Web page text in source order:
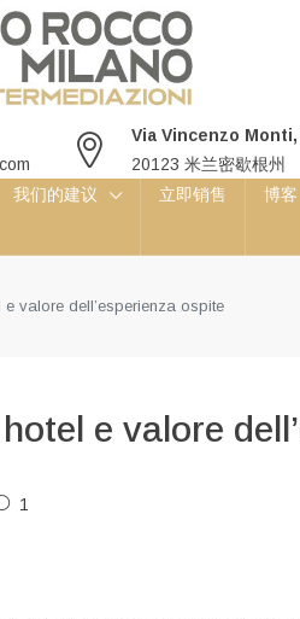
Via Vincenzo Monti,
20123 米兰密歇根州
我们的建议 立即销售 博客
valore dell’esperienza ospite
e valore
1